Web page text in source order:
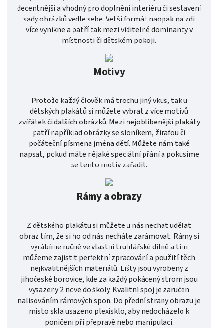
decentnější a vhodný pro doplnění interiéru či sestavení
sady obrázků vedle sebe. Vetší formát naopak na zdi
více vynikne a patří tak mezi viditelné dominanty v
místnosti či dětském pokoji.
Motivy
Protože každý člověk má trochu jiný vkus, tak u
dětských plakátů si můžete vybrat z více motivů
zvířátek či dalších obrázků. Mezi nejoblíbenější plakáty
patří například obrázky se sloníkem, žirafou či
počáteční písmena jména dětí. Můžete nám také
napsat, pokud máte nějaké speciální přání a pokusíme
se tento motiv zařadit.
Rámy a obrazy
Z dětského plakátu si můžete u nás nechat udělat
obraz tím, že si ho od nás necháte zarámovat. Rámy si
vyrábíme ručně ve vlastní truhlářské dílně a tím
můžeme zajistit perfektní zpracování a použití těch
nejkvalitnějších materiálů. Lišty jsou vyrobeny z
jihočeské borovice, kde za každý pokácený strom jsou
vysazeny 2 nové do školy. Kvalitní spoj je zaručen
nalisováním rámových spon. Do přední strany obrazu je
místo skla usazeno plexisklo, aby nedocházelo k
poničení při přepravě nebo manipulaci.